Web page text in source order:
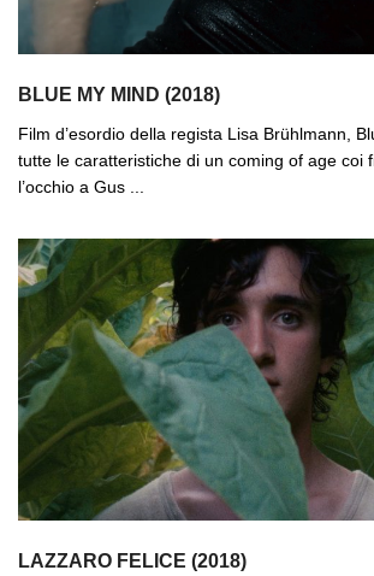
BLUE MY MIND (2018)
Film d’esordio della regista Lisa Brühlmann,
tutte le caratteristiche di un coming of age coi
l’occhio a Gus ...
LAZZARO FELICE (2018)